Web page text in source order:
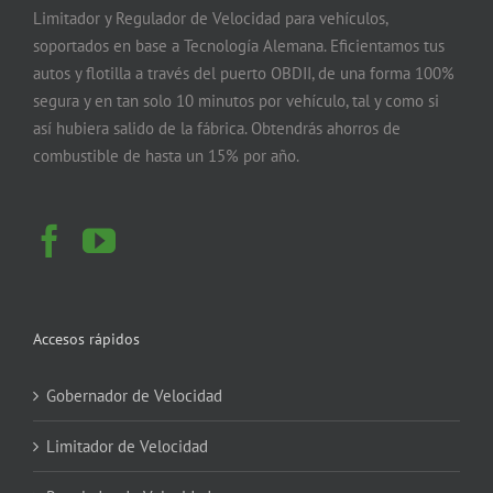
Limitador y Regulador de Velocidad para vehículos,
soportados en base a Tecnología Alemana. Eficientamos tus
autos y flotilla a través del puerto OBDII, de una forma 100%
segura y en tan solo 10 minutos por vehículo, tal y como si
así hubiera salido de la fábrica. Obtendrás ahorros de
combustible de hasta un 15% por año.
Accesos rápidos
Gobernador de Velocidad
Limitador de Velocidad